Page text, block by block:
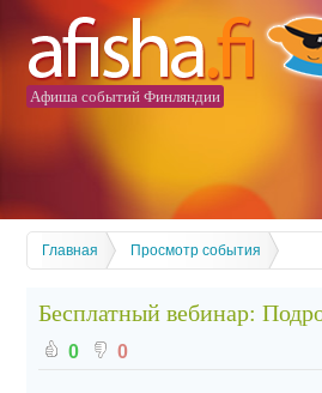
Афиша событий Финляндии
Главная Просмотр события
Бесплатный вебинар:
0 0